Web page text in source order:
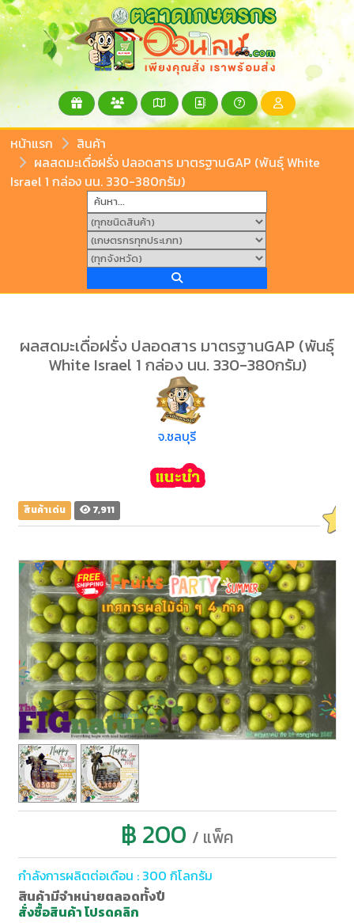
หน้าแรก
สินค้า
ผลสดมะเดื่อฝรั่ง ปลอดสาร มาตรฐานGAP (พันธุ์ White
Israel 1 กล่อง นน. 330-380กรัม)
ผลสดมะเดื่อฝรั่ง ปลอดสาร มาตรฐานGAP (พันธุ์
White Israel 1 กล่อง นน. 330-380กรัม)
จ.ชลบุรี
สินค้าเด่น 7,911
฿ 200 / แพ็ค
กำลังการผลิตต่อเดือน : 300 กิโลกรัม
สินค้ามีจำหน่ายตลอดทั้งปี
สั่งซื้อสินค้า โปรดคลิก